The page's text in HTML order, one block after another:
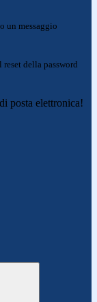
un messaggio
della password
posta elettronica!